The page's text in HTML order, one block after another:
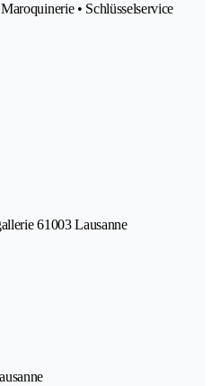
• Schlüsselservice
61003 Lausanne